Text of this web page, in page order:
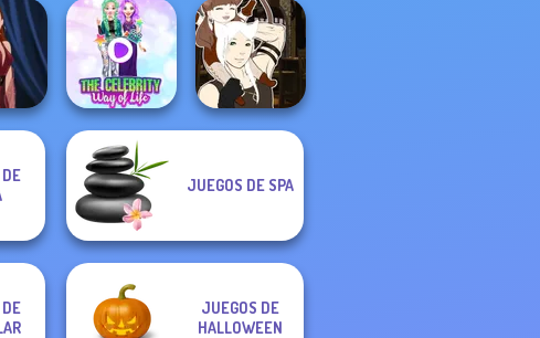
The Celebrity Way
Of Life
Manga Creator -
JUEGOS DE SPA
JUEGOS DE
HALLOWEEN